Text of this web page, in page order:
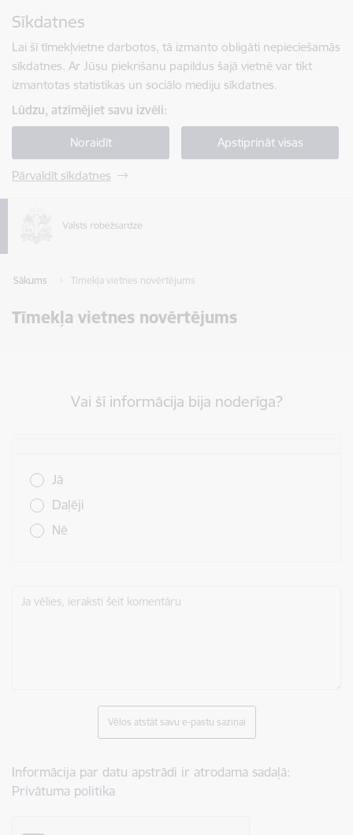
Sīkdatnes
Lai šī tīmekļvietne darbotos, tā izmanto obligāti nepieciešamās
sīkdatnes. Ar Jūsu piekrišanu papildus šajā vietnē var tikt
izmantotas statistikas un sociālo mediju sīkdatnes.
Lūdzu, atzīmējiet savu izvēli:
Noraidīt Apstiprināt visas
Pārvaldīt sīkdatnes
Sākums Tīmekļa vietnes novērtējums
Tīmekļa vietnes novērtējums
Vai šī informācija bija noderīga?
Jā
Daļēji
Nē
Ja vēlies, ieraksti šeit komentāru
Vēlos atstāt savu e-pastu saziņai
Informācija par datu apstrādi ir atrodama sadaļā:
Privātuma politika